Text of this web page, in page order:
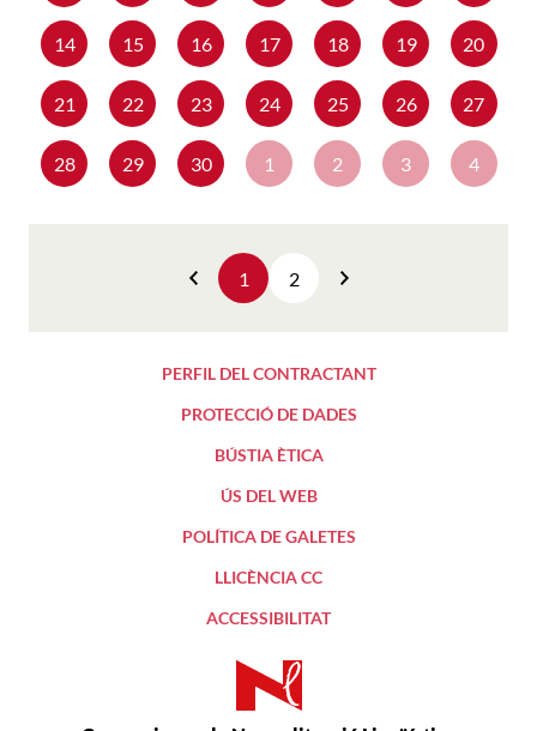
14 15 16 17 18 19 20
21 22 23 24 25 26 27
28 29 30 1 2 3 4
Anterior
1 2
PERFIL DEL CONTRACTANT
PROTECCIÓ DE DADES
BÚSTIA ÈTICA
ÚS DEL WEB
POLÍTICA DE GALETES
LLICÈNCIA CC
ACCESSIBILITAT